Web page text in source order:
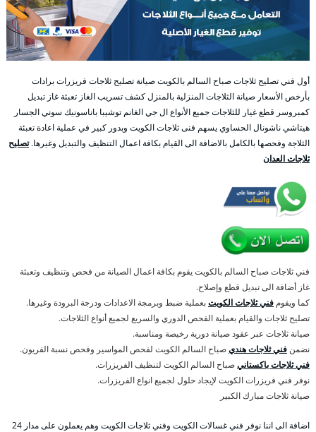
أول فني تصليح ثلاجات صباح السالم بالكويت صيانة تصليح ثلاجات فريزرات برادات
بأرخص الأسعار صيانة الثلاجات المنزلية بالمنزل كشف تسريب الغاز تعبئة غاز تبديل
كمبروسر قطع غيار للثلاجات جميع الأنواع ال جي الغانم توشيبا باناسونيك سوني الجسار
هيتاشي ناشونال الحساوي يسهم فنى ثلاجات الكويت وبدور كبير في عملية اعادة تعبئة
الثلاجة وفحصها بالكامل بالاضافة الى القيام بكافة اعمال التنظيف والتبديل وغيرها.تصليح
ثلاجات العدان
فني ثلاجات صباح السالم بالكويت يقوم بكافة اعمال الصيانة من فحص وتنظيف وتعبئة
غاز أضافة الى تبديل قطع وإصلاح.
كما ويقوم فني ثلاجات الكويتبعملية ضبط وبرمجة الاعدادات ودرجة البرودة وغيرها.
تصليح ثلاجات والقيام بعملية الفحص الدوري والسريع لجميع أنواع الثلاجات.
صيانة ثلاجات عبر عقود صيانة دورية رخيصة ومناسبة.
نضمن فني ثلاجات هنديصباح السالم الكويت لفحص المواسير وفحص نسبة الفريون.
فني ثلاجات باكستانيصباح السالم الكويت لتنظيف الفريزرات.
نوفر فني فريزرات الكويت لإيجاد حلول لجميع انواع الفريزرات.
صيانة ثلاجات مبارك الكبير
اضافة الى اننا نوفر فني غسالات الكويت وفني ثلاجات الكويت وهم يعملون على مدار 24